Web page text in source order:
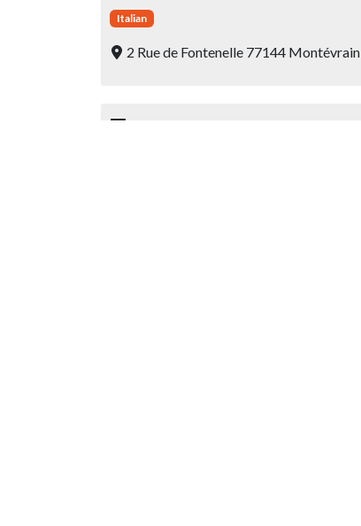
Italian
2 Rue de Fontenelle 77144 Montévrain
Zaza